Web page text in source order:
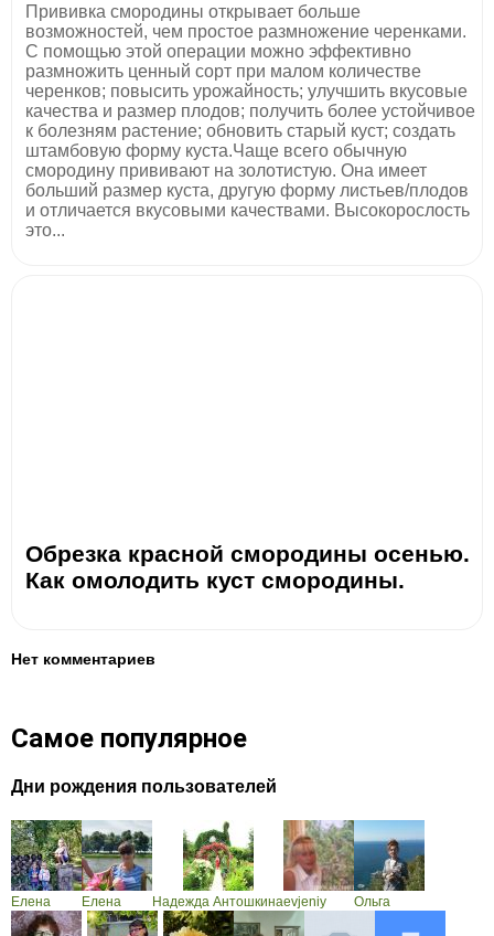
Прививка смородины открывает больше
возможностей, чем простое размножение черенками.
С помощью этой операции можно эффективно
размножить ценный сорт при малом количестве
черенков; повысить урожайность; улучшить вкусовые
качества и размер плодов; получить более устойчивое
к болезням растение; обновить старый куст; создать
штамбовую форму куста.Чаще всего обычную
смородину прививают на золотистую. Она имеет
больший размер куста, другую форму листьев/плодов
и отличается вкусовыми качествами. Высокорослость
это...
Обрезка красной смородины осенью.
Как омолодить куст смородины.
Нет комментариев
Самое популярное
Дни рождения пользователей
Елена Елена Надежда Антошкинаevjeniy Ольга